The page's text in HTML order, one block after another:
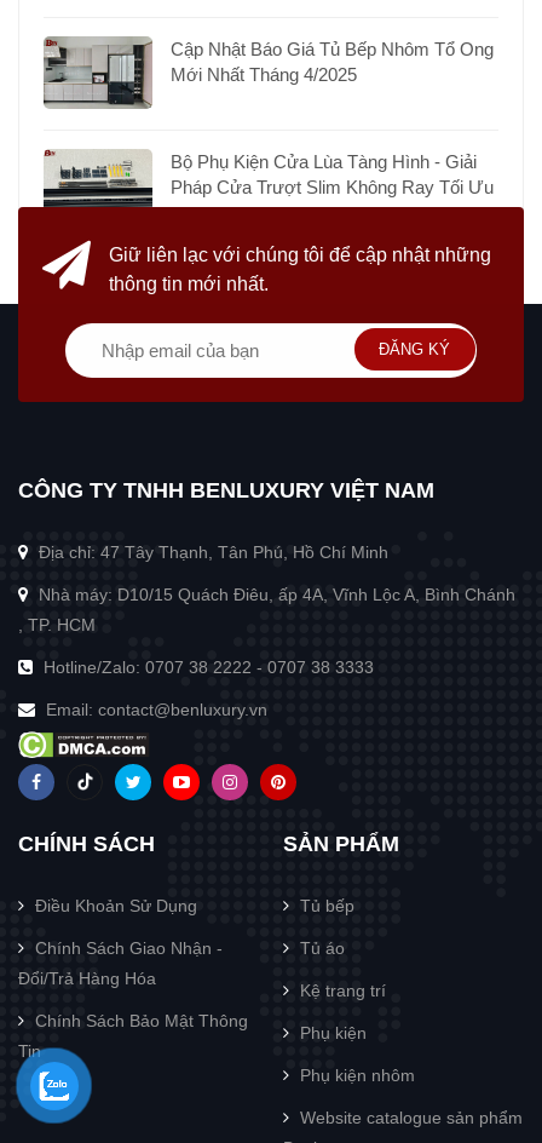
Cập Nhật Báo Giá Tủ Bếp Nhôm Tổ Ong
Mới Nhất Tháng 4/2025
Bộ Phụ Kiện Cửa Lùa Tàng Hình - Giải
Pháp Cửa Trượt Slim Không Ray Tối Ưu
Giữ liên lạc với chúng tôi để cập nhật những
thông tin mới nhất.
ĐĂNG KÝ
CÔNG TY TNHH BENLUXURY VIỆT NAM
Địa chỉ: 47 Tây Thạnh, Tân Phú, Hồ Chí Minh
Nhà máy: D10/15 Quách Điêu, ấp 4A, Vĩnh Lộc A, Bình Chánh
, TP. HCM
Hotline/Zalo: 0707 38 2222 - 0707 38 3333
Email: contact@benluxury.vn
CHÍNH SÁCH
Điều Khoản Sử Dụng
Chính Sách Giao Nhận -
Đổi/Trả Hàng Hóa
Chính Sách Bảo Mật Thông
Tin
SẢN PHẨM
Tủ bếp
Tủ áo
Kệ trang trí
Phụ kiện
Phụ kiện nhôm
Website catalogue sản phẩm